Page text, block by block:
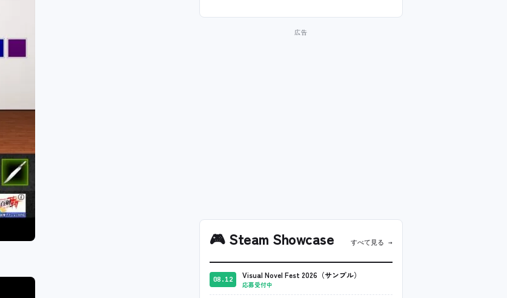
🎮Steam Showcase すべて見る →
08.12 Visual Novel Fest 2026（サンプル）
応募受付中